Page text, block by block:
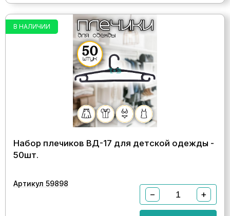
В НАЛИЧИИ
Набор плечиков ВД-17 для детской одежды -
50шт.
Артикул 59898
− +